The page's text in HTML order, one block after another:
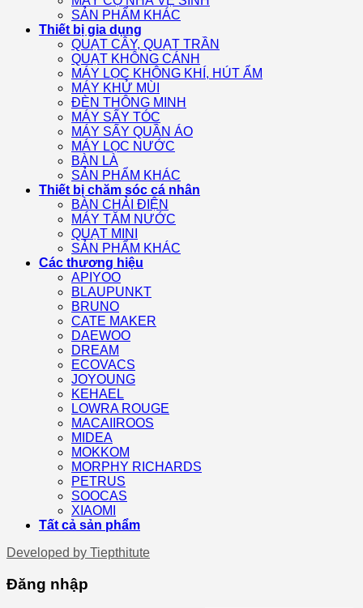
SẢN PHẨM KHÁC
Thiết bị gia dụng
QUẠT CÂY, QUẠT TRẦN
QUẠT KHÔNG CÁNH
MÁY LỌC KHÔNG KHÍ, HÚT ẨM
MÁY KHỬ MÙI
ĐÈN THÔNG MINH
MÁY SẤY TÓC
MÁY SẤY QUẦN ÁO
MÁY LỌC NƯỚC
BÀN LÀ
SẢN PHẨM KHÁC
Thiết bị chăm sóc cá nhân
BÀN CHẢI ĐIỆN
MÁY TĂM NƯỚC
QUẠT MINI
SẢN PHẨM KHÁC
Các thương hiệu
APIYOO
BLAUPUNKT
BRUNO
CATE MAKER
DAEWOO
DREAM
ECOVACS
JOYOUNG
KEHAEL
LOWRA ROUGE
MACAIIROOS
MIDEA
MOKKOM
MORPHY RICHARDS
PETRUS
SOOCAS
XIAOMI
Tất cả sản phẩm
Developed by Tiepthitute
Đăng nhập